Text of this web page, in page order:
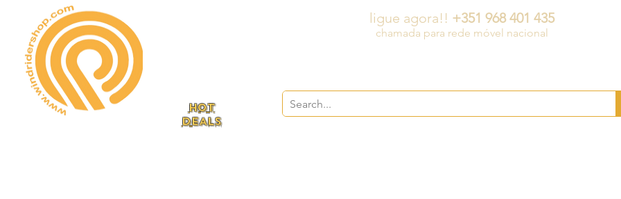
HOT
DEALS
ligue agora!! +351 968 401 435
chamada para rede móvel nacional